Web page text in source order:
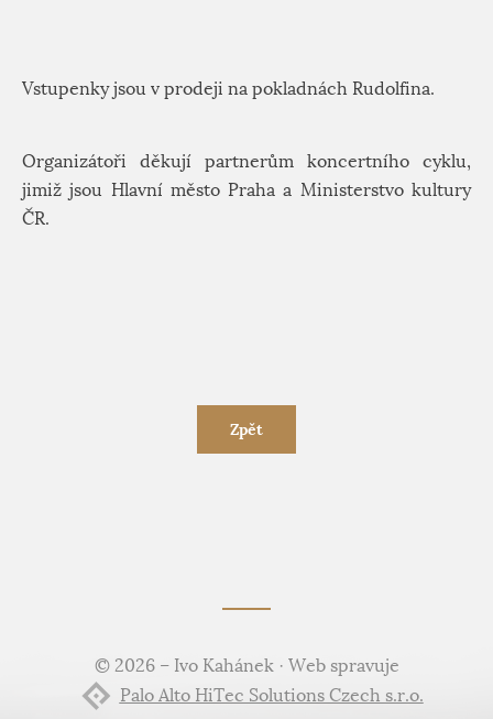
Vstupenky jsou v prodeji na pokladnách Rudolfina.
Organizátoři děkují partnerům koncertního cyklu,
jimiž jsou Hlavní město Praha a Ministerstvo kultury
ČR.
Zpět
© 2026 – Ivo Kahánek · Web spravuje
Palo Alto HiTec Solutions Czech s.r.o.